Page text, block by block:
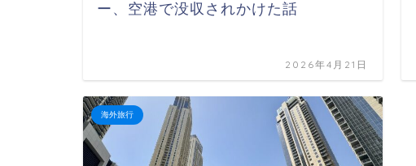
ー、空港で没収されかけた話
2026年4月21日
海外旅行